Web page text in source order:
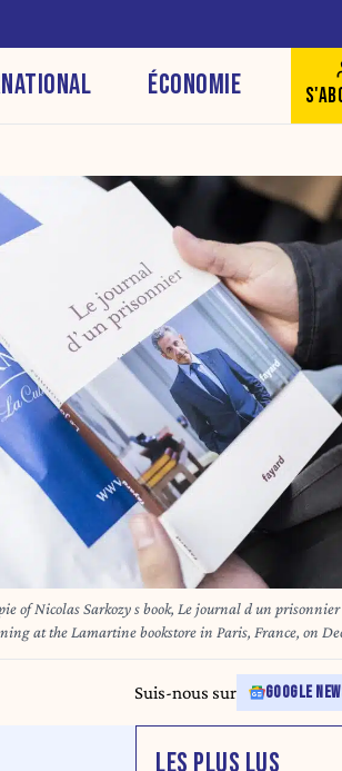
ÉCONOMIE
of Nicolas Sarkozy s book, Le journal d un
at the Lamartine bookstore in Paris, France, on
by the former President of the French Republic.
de Nicolas Sarkozy Le journal d un prisonnier dans
ecrit en detention par l ancien President de la
decembre 2025. Quentin de Groeve / Hans Lucas / Hans Lucas via
Suis-nous sur GOOGLE
LES PLUS LUS